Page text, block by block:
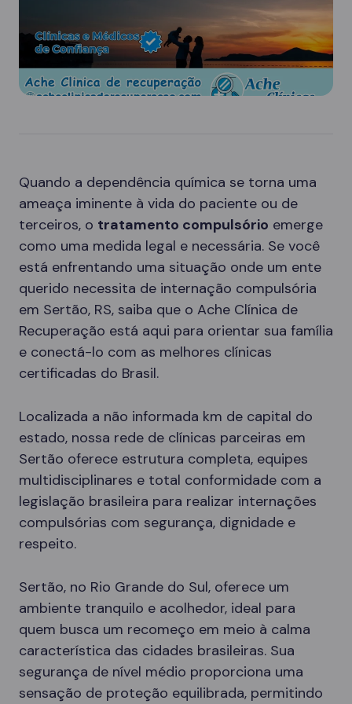
Quando a dependência química se torna uma
ameaça iminente à vida do paciente ou de
terceiros, o tratamento compulsório emerge
como uma medida legal e necessária. Se você
está enfrentando uma situação onde um ente
querido necessita de internação compulsória
em Sertão, RS, saiba que o Ache Clínica de
Recuperação está aqui para orientar sua família
e conectá-lo com as melhores clínicas
certificadas do Brasil.
Localizada a não informada km de capital do
estado, nossa rede de clínicas parceiras em
Sertão oferece estrutura completa, equipes
multidisciplinares e total conformidade com a
legislação brasileira para realizar internações
compulsórias com segurança, dignidade e
respeito.
Sertão, no Rio Grande do Sul, oferece um
ambiente tranquilo e acolhedor, ideal para
quem busca um recomeço em meio à calma
característica das cidades brasileiras. Sua
segurança de nível médio proporciona uma
sensação de proteção equilibrada, permitindo